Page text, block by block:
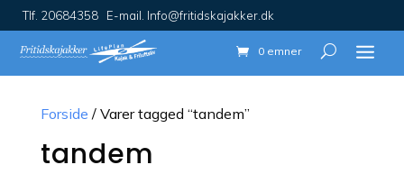
Tlf. 20684358 E-mail. Info@fritidskajakker.dk
0 emner
Forside / Varer tagged “tandem”
tandem